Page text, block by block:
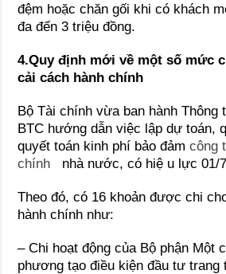
đệm hoặc chăn gối khi có khách
đa đến 3 triệu đồng.
4.Quy định mới về một số mức
cải cách hành chính
Bộ Tài chính vừa ban hành Thông
BTC hướng dẫn việc lập dự toán,
quyết toán kinh phí bảo đảmcông
chính nhà nước, có hiệ u lực 01/
Theo đó, có 16 khoản được chi
hành chính như:
– Chi hoạt động của Bộ phận Một
phương tạo điều kiện đầu tư